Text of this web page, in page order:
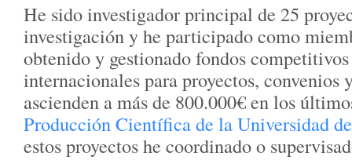
He sido investigador principal de 25
investigación y he participado como
obtenido y gestionado fondos
internacionales para proyectos, convenios
ascienden a más de 800.000€ en los
Producción Científica de la Universidad
estos proyectos he coordinado o